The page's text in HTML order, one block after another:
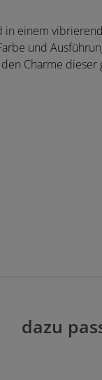
in einem
und
Charme dieser
dazu